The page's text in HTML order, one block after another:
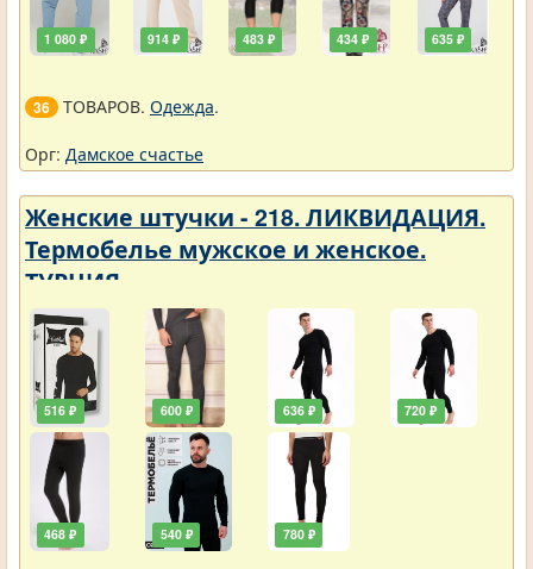
1 080 ₽ 914 ₽ 483 ₽ 434 ₽ 635 ₽
36 ТОВАРОВ. Одежда.
Орг: Дамское счастье
Женские штучки - 218. ЛИКВИДАЦИЯ.
Термобелье мужское и женское.
ТУРЦИЯ
516 ₽
468 ₽
600 ₽
540 ₽
636 ₽
780 ₽
720 ₽